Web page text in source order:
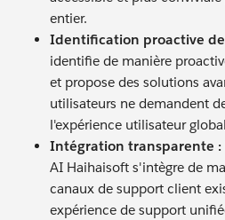
entier.
Identification proactive
identifie de manière
et propose des solutions
utilisateurs ne demandent
l'expérience utilisateur
Intégration transparente :
AI Haihaisoft s'intègre de
canaux de support client
expérience de support